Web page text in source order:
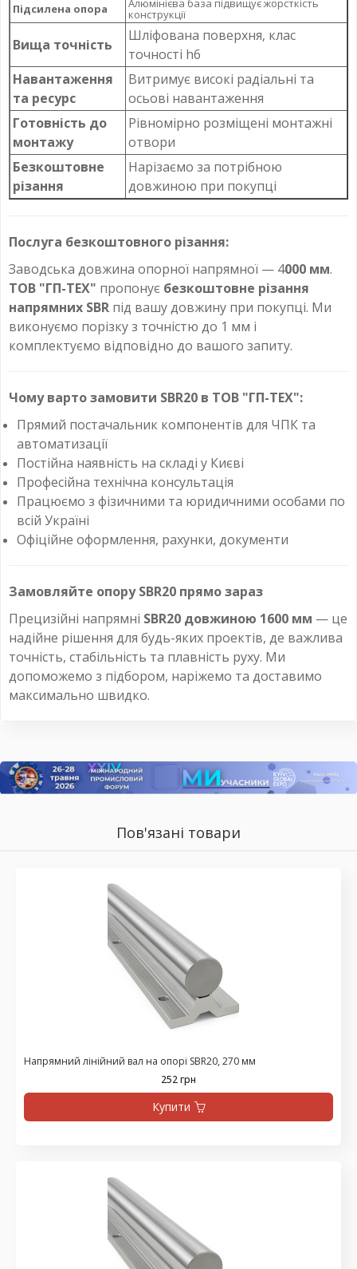
Підсилена опора Алюмінієва база підвищує жорсткість
конструкції
Вища точність
Шліфована поверхня, клас
точності h6
Навантаження
та ресурс
Витримує високі радіальні та
осьові навантаження
Готовність до
монтажу
Рівномірно розміщені монтажні
отвори
Безкоштовне
різання
Нарізаємо за потрібною
довжиною при покупці
Послуга безкоштовного різання:
Заводська довжина опорної напрямної — 4000 мм.
ТОВ "ГП-ТЕХ" пропонує безкоштовне різання
напрямних SBR під вашу довжину при покупці. Ми
виконуємо порізку з точністю до 1 мм і
комплектуємо відповідно до вашого запиту.
Чому варто замовити SBR20 в ТОВ "ГП-ТЕХ":
Прямий постачальник компонентів для ЧПК та
автоматизації
Постійна наявність на складі у Києві
Професійна технічна консультація
Працюємо з фізичними та юридичними особами по
всій Україні
Офіційне оформлення, рахунки, документи
Замовляйте опору SBR20 прямо зараз
Прецизійні напрямні SBR20 довжиною 1600 мм — це
надійне рішення для будь-яких проектів, де важлива
точність, стабільність та плавність руху. Ми
допоможемо з підбором, наріжемо та доставимо
максимально швидко.
Пов'язані товари
Напрямний лінійний вал на опорі SBR20, 270 мм
252 грн
Купити